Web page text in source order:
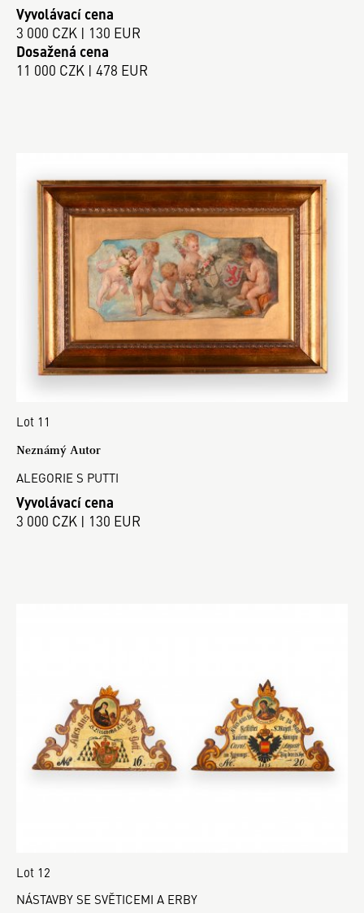
Vyvolávací cena
3 000 CZK | 130 EUR
Dosažená cena
11 000 CZK | 478 EUR
Lot 11
Neznámý Autor
ALEGORIE S PUTTI
Vyvolávací cena
3 000 CZK | 130 EUR
Lot 12
NÁSTAVBY SE SVĚTICEMI A ERBY